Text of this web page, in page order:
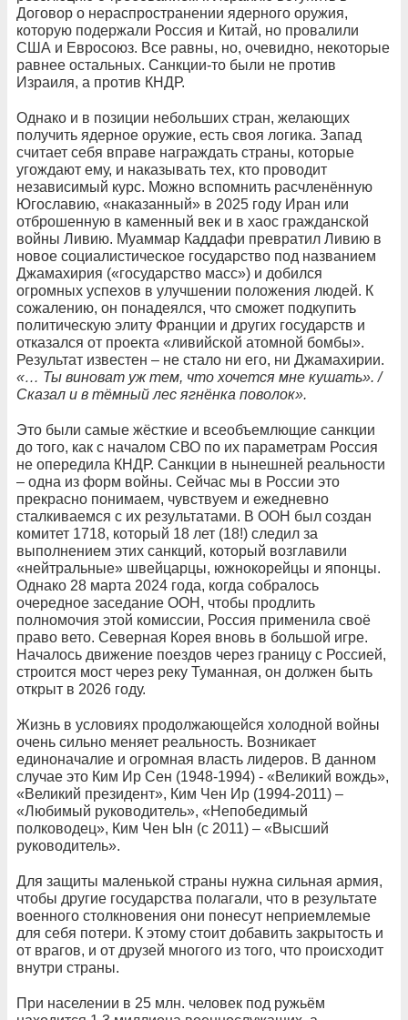
Договор о нераспространении ядерного оружия,
которую подержали Россия и Китай, но провалили
США и Евросоюз. Все равны, но, очевидно, некоторые
равнее остальных. Санкции-то были не против
Израиля, а против КНДР.
Однако и в позиции небольших стран, желающих
получить ядерное оружие, есть своя логика. Запад
считает себя вправе награждать страны, которые
угождают ему, и наказывать тех, кто проводит
независимый курс. Можно вспомнить расчленённую
Югославию, «наказанный» в 2025 году Иран или
отброшенную в каменный век и в хаос гражданской
войны Ливию. Муаммар Каддафи превратил Ливию в
новое социалистическое государство под названием
Джамахирия («государство масс») и добился
огромных успехов в улучшении положения людей. К
сожалению, он понадеялся, что сможет подкупить
политическую элиту Франции и других государств и
отказался от проекта «ливийской атомной бомбы».
Результат известен – не стало ни его, ни Джамахирии.
«… Ты виноват уж тем, что хочется мне кушать». /
Сказал и в тёмный лес ягнёнка поволок».
Это были самые жёсткие и всеобъемлющие санкции
до того, как с началом СВО по их параметрам Россия
не опередила КНДР. Санкции в нынешней реальности
– одна из форм войны. Сейчас мы в России это
прекрасно понимаем, чувствуем и ежедневно
сталкиваемся с их результатами. В ООН был создан
комитет 1718, который 18 лет (18!) следил за
выполнением этих санкций, который возглавили
«нейтральные» швейцарцы, южнокорейцы и японцы.
Однако 28 марта 2024 года, когда собралось
очередное заседание ООН, чтобы продлить
полномочия этой комиссии, Россия применила своё
право вето. Северная Корея вновь в большой игре.
Началось движение поездов через границу с Россией,
строится мост через реку Туманная, он должен быть
открыт в 2026 году.
Жизнь в условиях продолжающейся холодной войны
очень сильно меняет реальность. Возникает
единоначалие и огромная власть лидеров. В данном
случае это Ким Ир Сен (1948-1994) - «Великий вождь»,
«Великий президент», Ким Чен Ир (1994-2011) –
«Любимый руководитель», «Непобедимый
полководец», Ким Чен Ын (с 2011) – «Высший
руководитель».
Для защиты маленькой страны нужна сильная армия,
чтобы другие государства полагали, что в результате
военного столкновения они понесут неприемлемые
для себя потери. К этому стоит добавить закрытость и
от врагов, и от друзей многого из того, что происходит
внутри страны.
При населении в 25 млн. человек под ружьём